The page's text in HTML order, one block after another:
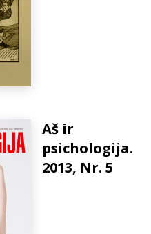
Aš ir
psichologija.
2013, Nr. 5